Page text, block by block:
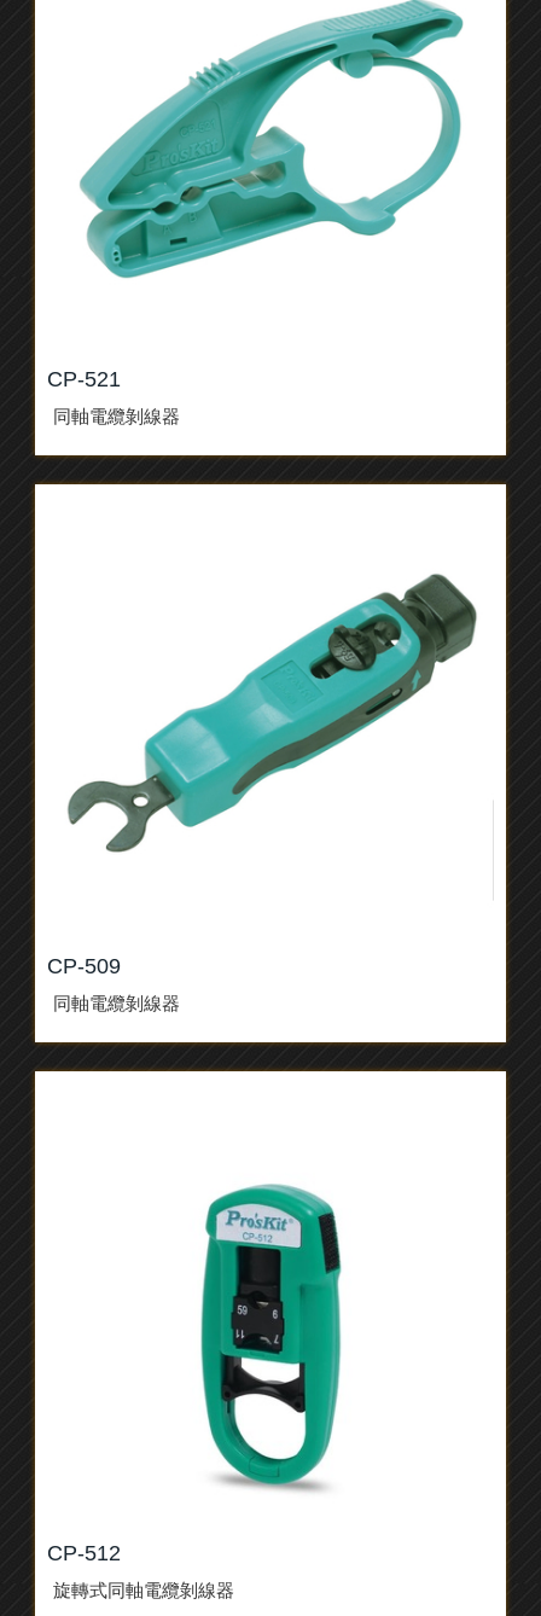
CP-521
同軸電纜剝線器
CP-509
同軸電纜剝線器
CP-512
旋轉式同軸電纜剝線器